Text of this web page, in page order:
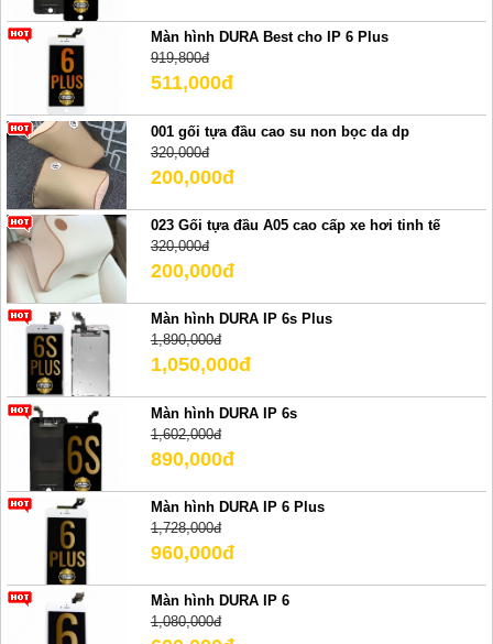
Màn hình DURA Best cho IP 6 Plus
919,800đ
511,000đ
001 gối tựa đầu cao su non bọc da dp
320,000đ
200,000đ
023 Gối tựa đầu A05 cao cấp xe hơi tinh tế
320,000đ
200,000đ
Màn hình DURA IP 6s Plus
1,890,000đ
1,050,000đ
Màn hình DURA IP 6s
1,602,000đ
890,000đ
Màn hình DURA IP 6 Plus
1,728,000đ
960,000đ
Màn hình DURA IP 6
1,080,000đ